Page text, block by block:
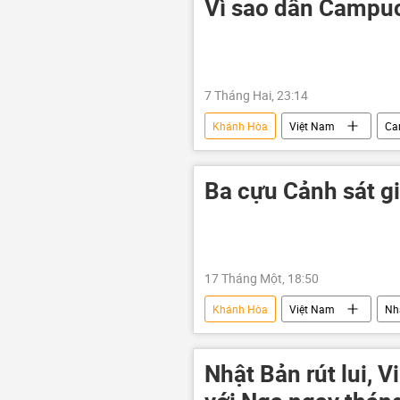
Vì sao dân
7 Tháng Hai, 23:14
Khánh Hòa Việt Nam
Nguyễn Văn Hùng
Đà Nẵng
Thành phố Hồ Chí Minh
Bộ
Hàn Quốc
Ba cựu Cảnh sát
17 Tháng Một, 18:50
Khánh Hòa Việt Nam
công an
xe mô tô
Nhật Bản rút lui,